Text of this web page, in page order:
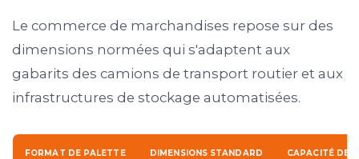
Le commerce de marchandises repose sur des
dimensions normées qui s'adaptent aux
gabarits des camions de transport routier et aux
infrastructures de stockage automatisées.
FORMAT DE PALETTE DIMENSIONS STANDARD CAPACITÉ DE